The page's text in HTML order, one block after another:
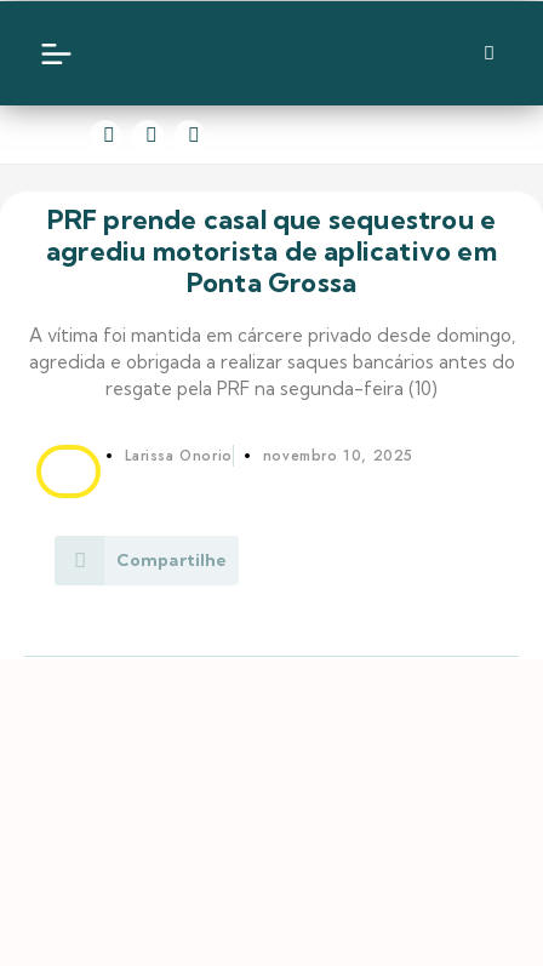
PRF prende casal que sequestrou e
agrediu motorista de aplicativo em
Ponta Grossa
A vítima foi mantida em cárcere privado desde domingo,
agredida e obrigada a realizar saques bancários antes do
resgate pela PRF na segunda-feira (10)
Larissa Onorio novembro 10, 2025
Compartilhe